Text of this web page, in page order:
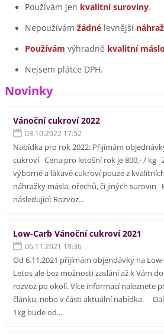
Používám jen kvalitní suroviny.
Nepoužívámžádné levnější
Používámvýhradně kvalitní máslo
Nejsem plátce DPH.
Novinky
Vánoční cukroví 2022
03.10.2022 17:52
Nabídka pro rok 2022: Přijímám
cukroví Cena pro letošní rok je 800,- / kg
výborné a lákavé cukroví pouze z
náhražky másla, ořechů, či jiných surovin
následující: Rozvoz...
Low-Carb Vánoční cukroví 2021
06.11.2021 19:36
Od 6.11.2021 přijímám objendávky na
Letos ale bez možnosti zaslání až k Vám
rozvoz po okolí. Více informací naleznete
článku, nebo v části aktuální nabídka.
1kg bude od...